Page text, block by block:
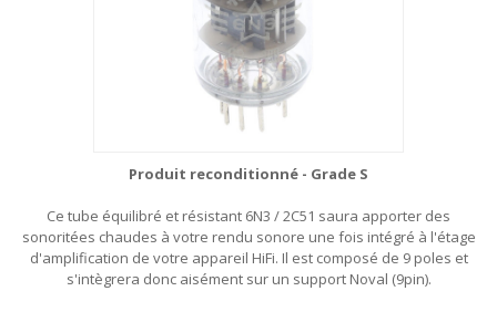
Produit reconditionné - Grade S
Ce tube équilibré et résistant 6N3 / 2C51 saura apporter des
sonoritées chaudes à votre rendu sonore une fois intégré à l'étage
d'amplification de votre appareil HiFi. Il est composé de 9 poles et
s'intègrera donc aisément sur un support Noval (9pin).